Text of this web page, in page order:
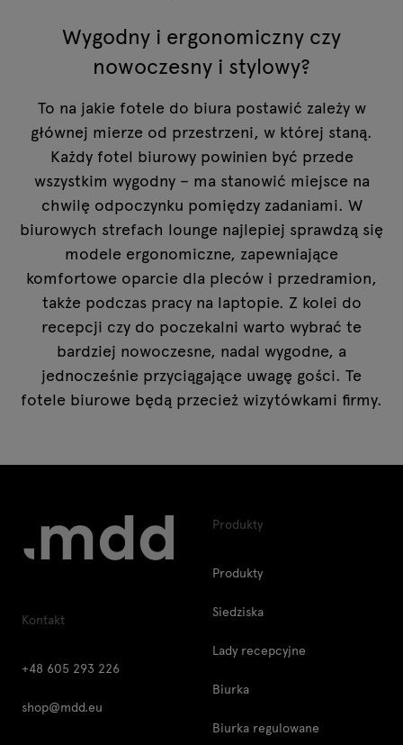
Wygodny i ergonomiczny czy
nowoczesny i stylowy?
To na jakie fotele do biura postawić zależy w
głównej mierze od przestrzeni, w której staną.
Każdy fotel biurowy powinien być przede
wszystkim wygodny – ma stanowić miejsce na
chwilę odpoczynku pomiędzy zadaniami. W
biurowych strefach lounge najlepiej sprawdzą się
modele ergonomiczne, zapewniające
komfortowe oparcie dla pleców i przedramion,
także podczas pracy na laptopie. Z kolei do
recepcji czy do poczekalni warto wybrać te
bardziej nowoczesne, nadal wygodne, a
jednocześnie przyciągające uwagę gości. Te
fotele biurowe będą przecież wizytówkami firmy.
Kontakt
+48 605 293 226
shop@mdd.eu
Produkty
Produkty
Siedziska
Lady recepcyjne
Biurka
Biurka regulowane